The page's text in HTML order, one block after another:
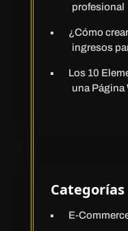
profesional
¿Cómo
ingresos
Los 10
una Página
Categorías
E-